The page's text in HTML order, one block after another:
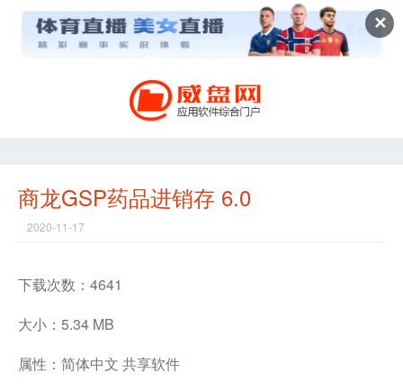
✕
商龙GSP药品进销存 6.0
2020-11-17
下载次数：4641
大小：5.34 MB
属性：简体中文 共享软件